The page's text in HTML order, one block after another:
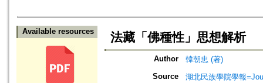
Available resources 法藏「佛種性」思想解析
Author
韓朝忠 (著)
Source
湖北民族學院學報